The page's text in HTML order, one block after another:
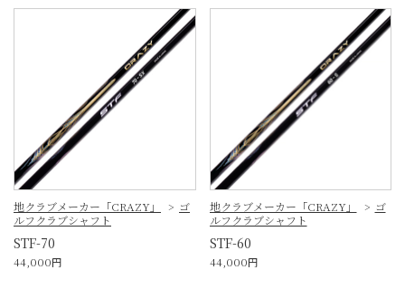
地クラブメーカー「CRAZY」
ゴ
ルフクラブシャフト
STF-70
44,000円
地クラブメーカー「CRAZY」
ゴ
ルフクラブシャフト
STF-60
44,000円